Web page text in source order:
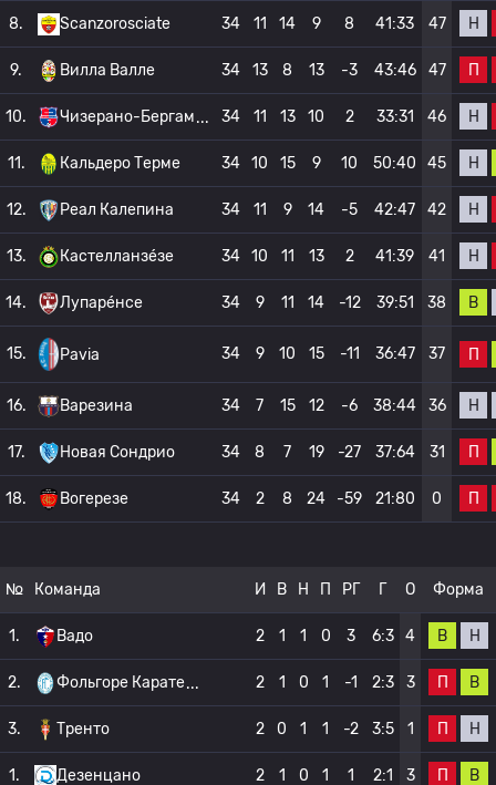
8. Scanzorosciate 34 11 14 9 8 41:33 47 Н
9. Вилла Валле 34 13 8 13 -3 43:46 47 П
10. Чизерано-Бергам 34 11 13 10 2 33:31 46 Н
11. Кальдеро Терме 34 10 15 9 10 50:40 45 Н
12. Реал Калепина 34 11 9 14 -5 42:47 42 Н
13. Кастелланзе́зе 34 10 11 13 2 41:39 41 Н
14. Лупаре́нсе 34 9 11 14 -12 39:51 38 В
15. Pavia 34 9 10 15 -11 36:47 37 П
16. Варезина 34 7 15 12 -6 38:44 36 Н
17. Новая Сондрио 34 8 7 19 -27 37:64 31 П
18. Вогерезе 34 2 8 24 -59 21:80 0 П
№ Команда И В Н П РГ Г О Форма
1. Вадо 2 1 1 0 3 6:3 4 В Н
2. Фольгоре Карате 2 1 0 1 -1 2:3 3 П В
3. Тренто 2 0 1 1 -2 3:5 1 П Н
1. Дезенцано 2 1 0 1 1 2:1 3 П В